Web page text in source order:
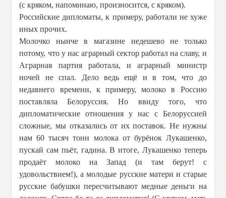
(с кряком, напоминаю, произносится, с кряком).
Российские дипломаты, к примеру, работали не хуже
иных прочих.
Молочко нынче в магазине недешево не только
потому, что у нас аграрный сектор работал на славу, и
Аграрная партия работала, и аграрный министр
ночей не спал. Дело ведь ещё и в том, что до
недавнего времени, к примеру, молоко в Россию
поставляла Белоруссия. Но ввиду того, что
дипломатические отношения у нас с Белоруссией
сложные, мы отказались от их поставок. Не нужны
нам 60 тысяч тонн молока от бурёнок Лукашенко,
пускай сам пьёт, гадина. В итоге, Лукашенко теперь
продаёт молоко на Запад (и там берут! с
удовольствием!), а молодые русские матери и старые
русские бабушки пересчитывают медные деньги на